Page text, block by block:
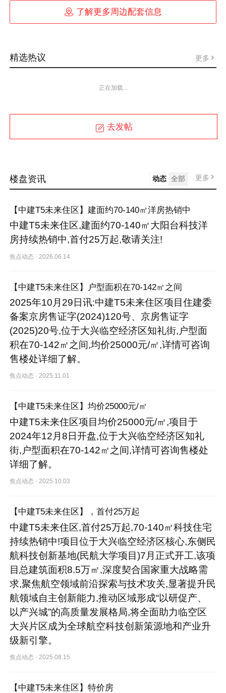
 了解更多周边配套信息
精选热议 更多
正在加载...
去发帖
楼盘资讯 动态 全部 更多
【中建T5未来住区】建面约70-140㎡洋房热销中
中建T5未来住区,建面约70-140㎡大阳台科技洋
房持续热销中,首付25万起,敬请关注!
焦点动态 · 2026.06.14
【中建T5未来住区】户型面积在70-142㎡之间
2025年10月29日讯:中建T5未来住区项目住建委
备案京房售证字(2024)120号、京房售证字
(2025)20号,位于大兴临空经济区知礼街,户型面
积在70-142㎡之间,均价25000元/㎡,详情可咨询
售楼处详细了解。
焦点动态 ·2025.11.01
【中建T5未来住区】均价25000元/㎡
中建T5未来住区项目均价25000元/㎡,项目于
2024年12月8日开盘,位于大兴临空经济区知礼
街,户型面积在70-142㎡之间,详情可咨询售楼处
详细了解。
焦点动态 ·2025.10.03
【中建T5未来住区】，首付25万起
中建T5未来住区,首付25万起,70-140㎡科技住宅
持续热销中!项目位于大兴临空经济区核心,东侧民
航科技创新基地(民航大学项目)7月正式开工,该项
目总建筑面积8.5万㎡,深度契合国家重大战略需
求,聚焦航空领域前沿探索与技术攻关,显著提升民
航领域自主创新能力,推动区域形成“以研促产、
以产兴城”的高质量发展格局,将全面助力临空区
大兴片区成为全球航空科技创新策源地和产业升
级新引擎。
焦点动态 ·2025.08.15
【中建T5未来住区】特价房